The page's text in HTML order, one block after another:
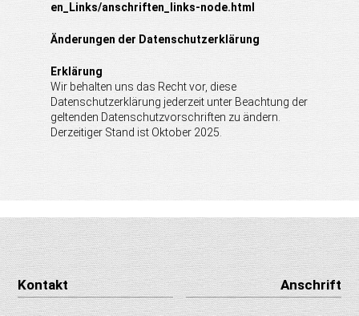
en_Links/anschriften_links-node.html
Änderungen der Datenschutzerklärung
Erklärung
Wir behalten uns das Recht vor, diese
Datenschutzerklärung jederzeit unter Beachtung der
geltenden Datenschutzvorschriften zu ändern.
Derzeitiger Stand ist Oktober 2025.
Kontakt Anschrift